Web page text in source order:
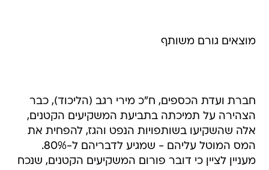
מוצאים גורם משותף
חברת ועדת הכספים, ח"כ מירי רגב (הליכוד), כבר
הצהירה על תמיכתה בתביעת המשקיעים הקטנים,
אלה שהשקיעו בשותפויות הנפט והגז, להפחית את
המס המוטל עליהם - שמגיע לדבריהם ל-80%.
מעניין לציין כי דובר פורום המשקיעים הקטנים, שנכח